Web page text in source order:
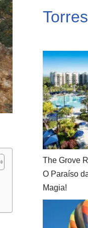
The Grove
O Paraíso
Magia!